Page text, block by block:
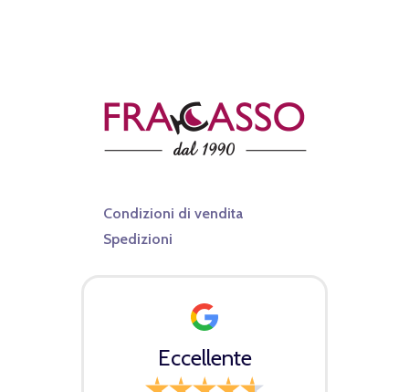
Condizioni di vendita
Spedizioni
Eccellente